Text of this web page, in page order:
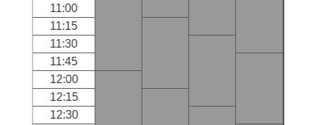
11:00
11:15
11:30
11:45
12:00
12:15
12:30